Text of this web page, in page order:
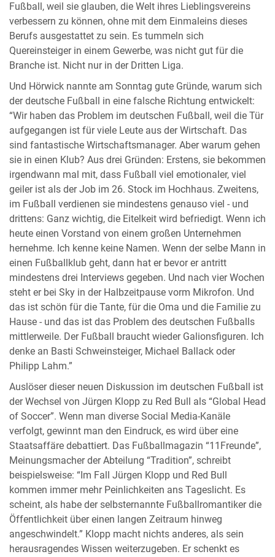
Fußball, weil sie glauben, die Welt ihres Lieblingsvereins
verbessern zu können, ohne mit dem Einmaleins dieses
Berufs ausgestattet zu sein. Es tummeln sich
Quereinsteiger in einem Gewerbe, was nicht gut für die
Branche ist. Nicht nur in der Dritten Liga.
Und Hörwick nannte am Sonntag gute Gründe, warum sich
der deutsche Fußball in eine falsche Richtung entwickelt:
“Wir haben das Problem im deutschen Fußball, weil die Tür
aufgegangen ist für viele Leute aus der Wirtschaft. Das
sind fantastische Wirtschaftsmanager. Aber warum gehen
sie in einen Klub? Aus drei Gründen: Erstens, sie bekommen
irgendwann mal mit, dass Fußball viel emotionaler, viel
geiler ist als der Job im 26. Stock im Hochhaus. Zweitens,
im Fußball verdienen sie mindestens genauso viel - und
drittens: Ganz wichtig, die Eitelkeit wird befriedigt. Wenn ich
heute einen Vorstand von einem großen Unternehmen
hernehme. Ich kenne keine Namen. Wenn der selbe Mann in
einen Fußballklub geht, dann hat er bevor er antritt
mindestens drei Interviews gegeben. Und nach vier Wochen
steht er bei Sky in der Halbzeitpause vorm Mikrofon. Und
das ist schön für die Tante, für die Oma und die Familie zu
Hause - und das ist das Problem des deutschen Fußballs
mittlerweile. Der Fußball braucht wieder Galionsfiguren. Ich
denke an Basti Schweinsteiger, Michael Ballack oder
Philipp Lahm.”
Auslöser dieser neuen Diskussion im deutschen Fußball ist
der Wechsel von Jürgen Klopp zu Red Bull als “Global Head
of Soccer”. Wenn man diverse Social Media-Kanäle
verfolgt, gewinnt man den Eindruck, es wird über eine
Staatsaffäre debattiert. Das Fußballmagazin “11Freunde”,
Meinungsmacher der Abteilung “Tradition”, schreibt
beispielsweise: “Im Fall Jürgen Klopp und Red Bull
kommen immer mehr Peinlichkeiten ans Tageslicht. Es
scheint, als habe der selbsternannte Fußballromantiker die
Öffentlichkeit über einen langen Zeitraum hinweg
angeschwindelt.” Klopp macht nichts anderes, als sein
herausragendes Wissen weiterzugeben. Er schenkt es